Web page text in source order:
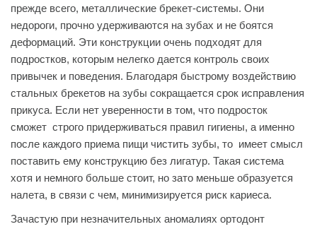
прежде всего, металлические брекет-системы. Они
недороги, прочно удерживаются на зубах и не боятся
деформаций. Эти конструкции очень подходят для
подростков, которым нелегко дается контроль своих
привычек и поведения. Благодаря быстрому воздействию
стальных брекетов на зубы сокращается срок исправления
прикуса. Если нет уверенности в том, что подросток
сможет строго придерживаться правил гигиены, а именно
после каждого приема пищи чистить зубы, то имеет смысл
поставить ему конструкцию без лигатур. Такая система
хотя и немного больше стоит, но зато меньше образуется
налета, в связи с чем, минимизируется риск кариеса.
Зачастую при незначительных аномалиях ортодонт